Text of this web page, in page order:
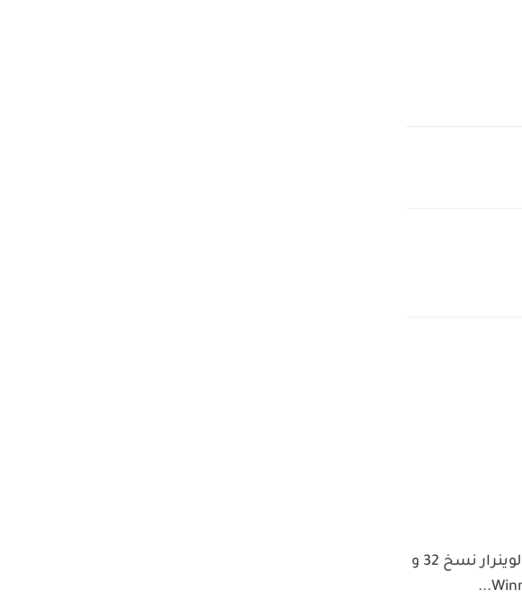
تحميل وتفعيل الوينرار نسخ 32 و